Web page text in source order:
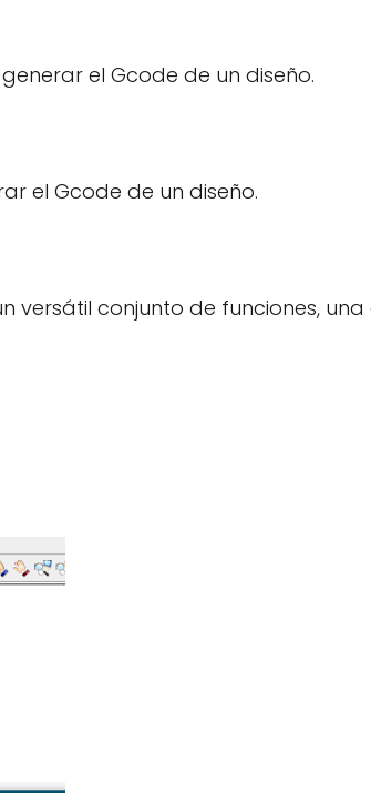
el Gcode de un diseño.
el Gcode de un diseño.
conjunto de funciones,